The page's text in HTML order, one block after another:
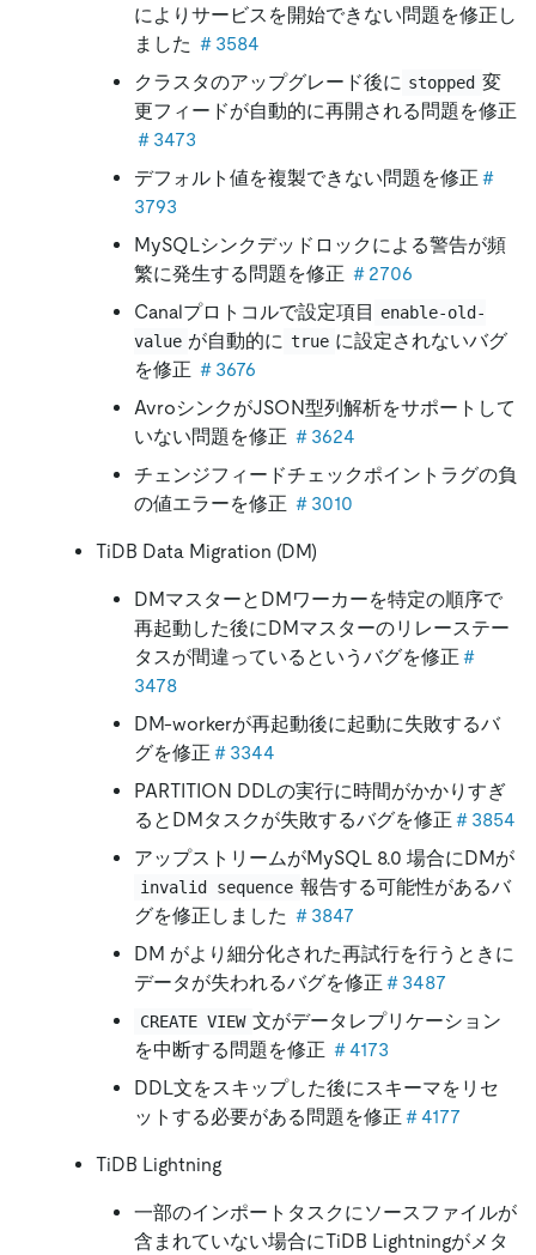
によりサービスを開始できない問題を修正し
ました ＃3584
クラスタのアップグレード後に stopped 変
更フィードが自動的に再開される問題を修正
＃3473
デフォルト値を複製できない問題を修正 ＃
3793
MySQLシンクデッドロックによる警告が頻
繁に発生する問題を修正 ＃2706
Canalプロトコルで設定項目
enable-old-
value が自動的に true に設定されないバグ
を修正 ＃3676
AvroシンクがJSON型列解析をサポートして
いない問題を修正 ＃3624
チェンジフィードチェックポイントラグの負
の値エラーを修正 ＃3010
TiDB Data Migration (DM)
DMマスターとDMワーカーを特定の順序で
再起動した後にDMマスターのリレーステー
タスが間違っているというバグを修正 ＃
3478
DM-workerが再起動後に起動に失敗するバ
グを修正 ＃3344
PARTITION DDLの実行に時間がかかりすぎ
るとDMタスクが失敗するバグを修正 ＃3854
アップストリームがMySQL 8.0 場合にDMが
invalid sequence 報告する可能性があるバ
グを修正しました ＃3847
DM がより細分化された再試行を行うときに
データが失われるバグを修正 ＃3487
CREATE VIEW 文がデータレプリケーション
を中断する問題を修正 ＃4173
DDL文をスキップした後にスキーマをリセ
ットする必要がある問題を修正 ＃4177
TiDB Lightning
一部のインポートタスクにソースファイルが
含まれていない場合にTiDB Lightningがメタ